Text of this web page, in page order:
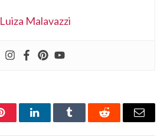
Luiza Malavazzi
LinkedInTumblr Reddit Email